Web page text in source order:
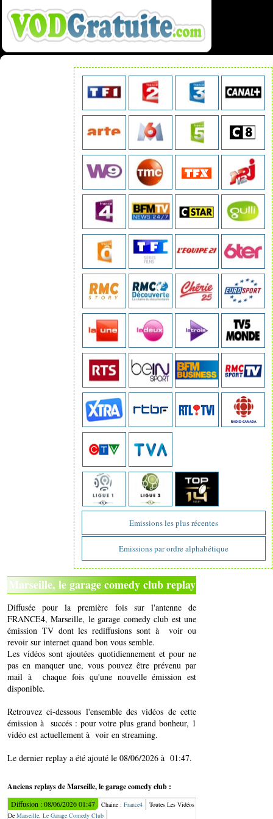
Emissions les plus récentes
Emissions par ordre alphabétique
Marseille, le garage comedy club replay
Diffusée pour la première fois sur l'antenne de
FRANCE4, Marseille, le garage comedy club est une
émission TV dont les rediffusions sont à voir ou
revoir sur internet quand bon vous semble.
Les vidéos sont ajoutées quotidiennement et pour ne
pas en manquer une, vous pouvez être prévenu par
mail à chaque fois qu'une nouvelle émission est
disponible.
Retrouvez ci-dessous l'ensemble des vidéos de cette
émission à succés : pour votre plus grand bonheur, 1
vidéo est actuellement à voir en streaming.
Le dernier replay a été ajouté le 08/06/2026 à 01:47.
Anciens replays de Marseille, le garage comedy club :
Diffusion : 08/06/2026 01:47 Chaine : France4
Toutes Les Vidéos
De Marseille, Le Garage Comedy Club